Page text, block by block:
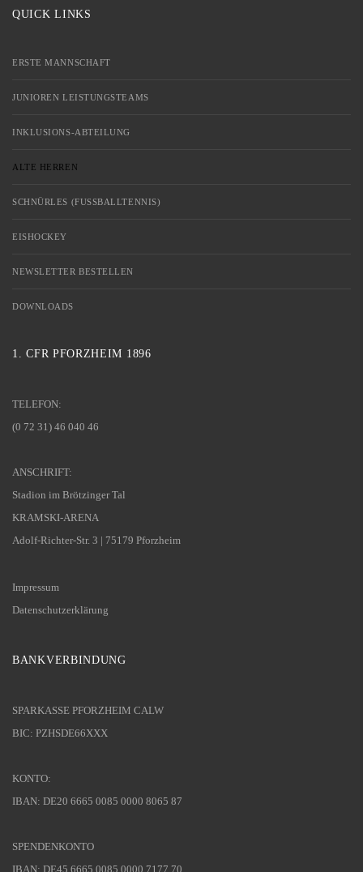
QUICK LINKS
ERSTE MANNSCHAFT
JUNIOREN LEISTUNGSTEAMS
INKLUSIONS-ABTEILUNG
ALTE HERREN
SCHNÜRLES (FUSSBALLTENNIS)
EISHOCKEY
NEWSLETTER BESTELLEN
DOWNLOADS
1. CFR PFORZHEIM 1896
TELEFON:
(0 72 31) 46 040 46
ANSCHRIFT:
Stadion im Brötzinger Tal
KRAMSKI-ARENA
Adolf-Richter-Str. 3 | 75179 Pforzheim
Impressum
Datenschutzerklärung
BANKVERBINDUNG
SPARKASSE PFORZHEIM CALW
BIC: PZHSDE66XXX
KONTO:
IBAN: DE20 6665 0085 0000 8065 87
SPENDENKONTO
IBAN: DE45 6665 0085 0000 7177 70